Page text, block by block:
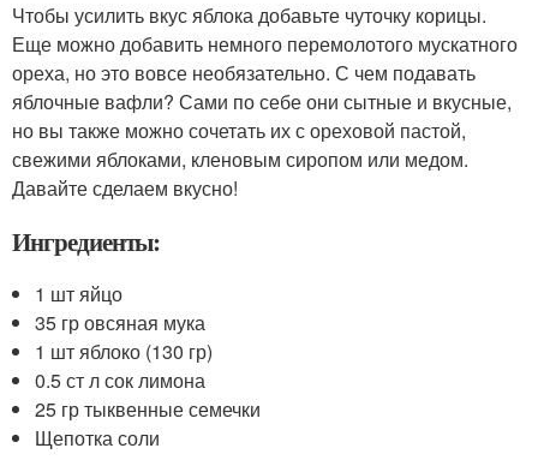
Чтобы усилить вкус яблока добавьте чуточку корицы.
Еще можно добавить немного перемолотого мускатного
ореха, но это вовсе необязательно. С чем подавать
яблочные вафли? Сами по себе они сытные и вкусные,
но вы также можно сочетать их с ореховой пастой,
свежими яблоками, кленовым сиропом или медом.
Давайте сделаем вкусно!
Ингредиенты:
1 шт яйцо
35 гр овсяная мука
1 шт яблоко (130 гр)
0.5 ст л сок лимона
25 гр тыквенные семечки
Щепотка соли